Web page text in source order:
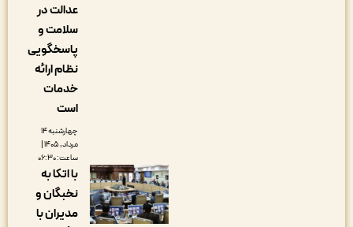
عدالت در
سلامت و
پاسخگویی
نظام ارائه
چهارشنبه ۱۴
مرداد, ۱۴۰۵ |
با اتکا به
نخبگان و
مدیران با